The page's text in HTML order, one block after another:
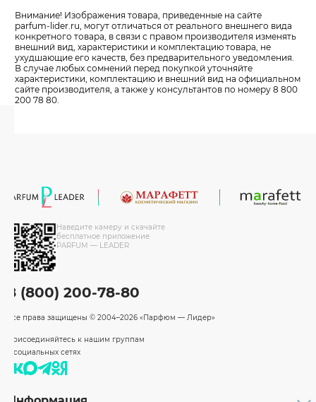
Внимание! Изображения товара, приведенные на сайте
parfum-lider.ru, могут отличаться от реального внешнего вида
конкретного товара, в связи с правом производителя изменять
внешний вид, характеристики и комплектацию товара, не
ухудшающие его качеств, без предварительного уведомления.
В случае любых сомнений перед покупкой уточняйте
характеристики, комплектацию и внешний вид на официальном
сайте производителя, а также у консультантов по номеру 8 800
200 78 80.
Наведите камеру и скачайте
бесплатное приложение
PARFUM — LEADER
8 (800) 200-78-80
Все права защищены © 2004–2026 «Парфюм — Лидер»
Присоединяйтесь к нашим группам
в социальных сетях